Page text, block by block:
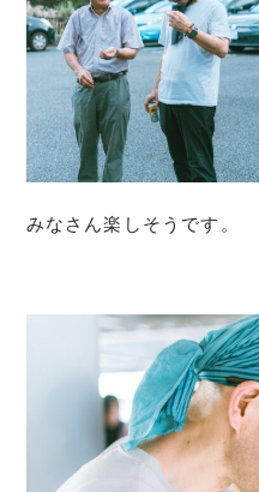
みなさん楽しそうです。